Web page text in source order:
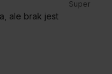
Super
ale brak jest